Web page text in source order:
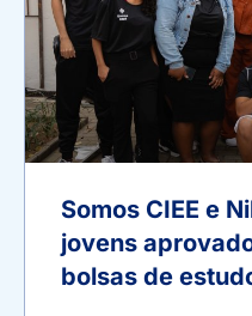
Somos CIEE e
jovens
bolsas de